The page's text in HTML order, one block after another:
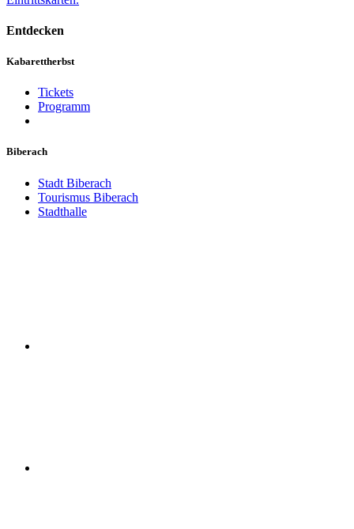
Entdecken
Kabarettherbst
Tickets
Programm
Biberach
Stadt Biberach
Tourismus Biberach
Stadthalle